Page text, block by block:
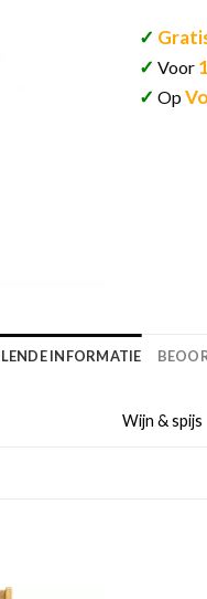
✓
✓ Voor
✓ Op
INFORMATIE
Wijn & spijs